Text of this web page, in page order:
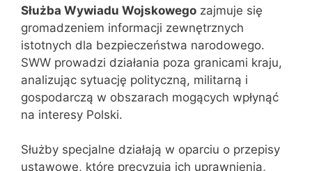
Służba Wywiadu Wojskowego zajmuje się
gromadzeniem informacji zewnętrznych
istotnych dla bezpieczeństwa narodowego.
SWW prowadzi działania poza granicami kraju,
analizując sytuację polityczną, militarną i
gospodarczą w obszarach mogących wpłynąć
na interesy Polski.
Służby specjalne działają w oparciu o przepisy
ustawowe, które precyzują ich uprawnienia,